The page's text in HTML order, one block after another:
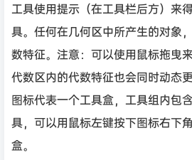
工具使用提示（在工具栏后方）来
具。任何在几何区中所产生的对象
数特征。注意：可以使用鼠标拖曳
代数区内的代数特征也会同时动态
图标代表一个工具盒，工具组内包
具，可以用鼠标左键按下图标右下
盒。